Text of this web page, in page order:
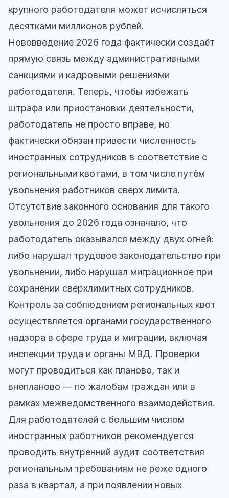
крупного работодателя может исчисляться
десятками миллионов рублей.
Нововведение 2026 года фактически создаёт
прямую связь между административными
санкциями и кадровыми решениями
работодателя. Теперь, чтобы избежать
штрафа или приостановки деятельности,
работодатель не просто вправе, но
фактически обязан привести численность
иностранных сотрудников в соответствие с
региональными квотами, в том числе путём
увольнения работников сверх лимита.
Отсутствие законного основания для такого
увольнения до 2026 года означало, что
работодатель оказывался между двух огней:
либо нарушал трудовое законодательство при
увольнении, либо нарушал миграционное при
сохранении сверхлимитных сотрудников.
Контроль за соблюдением региональных квот
осуществляется органами государственного
надзора в сфере труда и миграции, включая
инспекции труда и органы МВД. Проверки
могут проводиться как планово, так и
внепланово — по жалобам граждан или в
рамках межведомственного взаимодействия.
Для работодателей с большим числом
иностранных работников рекомендуется
проводить внутренний аудит соответствия
региональным требованиям не реже одного
раза в квартал, а при появлении новых